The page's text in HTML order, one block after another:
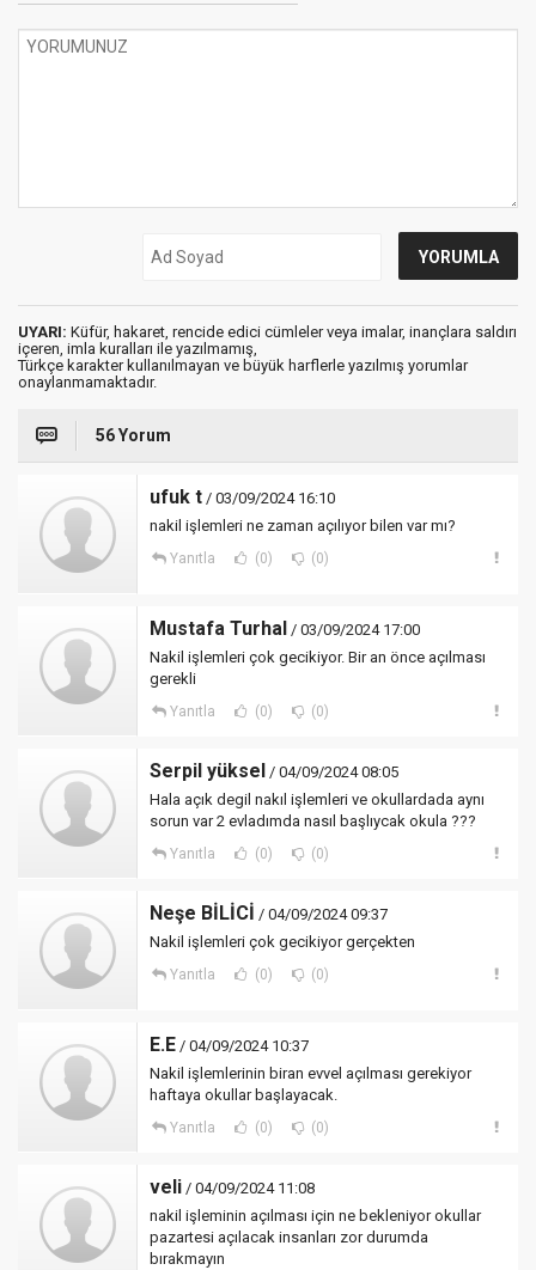
UYARI: Küfür, hakaret, rencide edici cümleler veya imalar, inançlara saldırı
içeren, imla kuralları ile yazılmamış,
Türkçe karakter kullanılmayan ve büyük harflerle yazılmış yorumlar
onaylanmamaktadır.
56 Yorum
ufuk t / 03/09/2024 16:10
nakil işlemleri ne zaman açılıyor bilen var mı?
Yanıtla (0) (0)
Mustafa Turhal / 03/09/2024 17:00
Nakil işlemleri çok gecikiyor. Bir an önce açılması
gerekli
Yanıtla (0) (0)
Serpil yüksel / 04/09/2024 08:05
Hala açık degil nakıl işlemleri ve okullardada aynı
sorun var 2 evladımda nasıl başlıycak okula ???
Yanıtla (0) (0)
Neşe BİLİCİ / 04/09/2024 09:37
Nakil işlemleri çok gecikiyor gerçekten
Yanıtla (0) (0)
E.E / 04/09/2024 10:37
Nakil işlemlerinin biran evvel açılması gerekiyor
haftaya okullar başlayacak.
Yanıtla (0) (0)
veli / 04/09/2024 11:08
nakil işleminin açılması için ne bekleniyor okullar
pazartesi açılacak insanları zor durumda
bırakmayın